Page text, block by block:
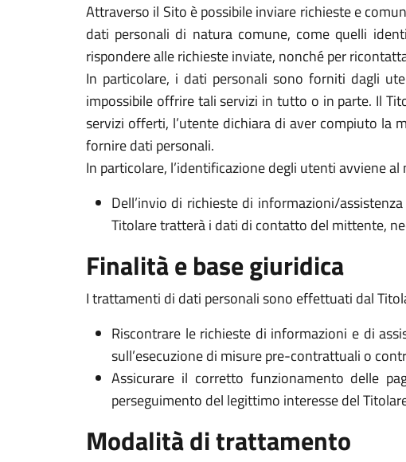
Attraverso il Sito è possibile inviare richieste e
dati personali di natura comune, come quelli
rispondere alle richieste inviate, nonché per
In particolare, i dati personali sono forniti dagli
impossibile offrire tali servizi in tutto o in parte. Il
servizi offerti, l’utente dichiara di aver compiuto la
fornire dati personali.
In particolare, l’identificazione degli utenti avviene
Dell’invio di richieste di informazioni/
Titolare tratterà i dati di contatto del mittente,
Finalità e base giuridica
I trattamenti di dati personali sono effettuati dal
Riscontrare le richieste di informazioni e di
sull’esecuzione di misure pre-contrattuali o
Assicurare il corretto funzionamento delle
perseguimento del legittimo interesse del
Modalità di trattamento